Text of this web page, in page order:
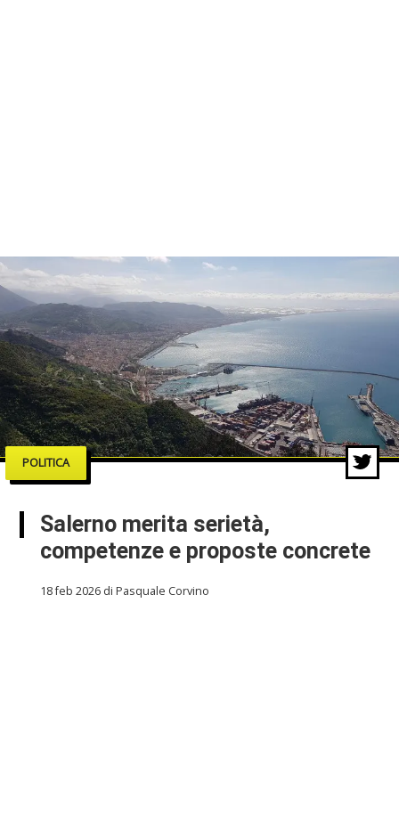
POLITICA
Salerno merita serietà,
competenze e proposte concrete
18 feb 2026 di Pasquale Corvino